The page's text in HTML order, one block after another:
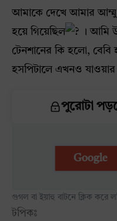
আমাকে দেখে আমার আম্মু
হয়ে গিয়েছিল
। আমি
টেনশানের কি হলো,
হসপিটালে এখনও
পুরোটা
Google
গুগল বা ইয়াহু বাটনে ক্লিক করে
টপিকঃ